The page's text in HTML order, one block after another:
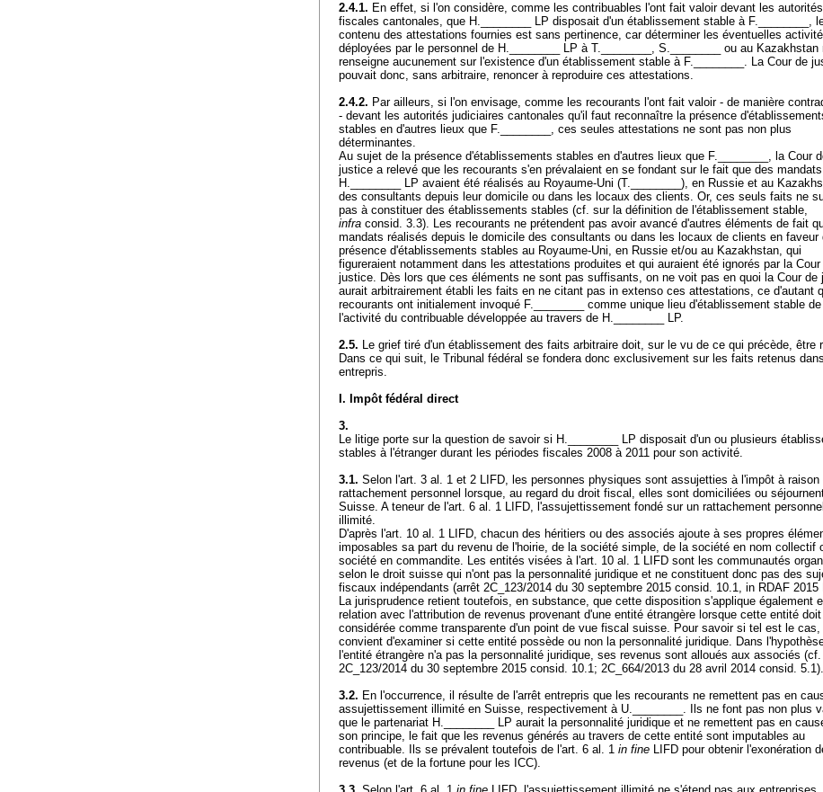
2.4.1. En effet, si l'on considère, comme les contribuables l'ont fait valoir devant les autorités
fiscales cantonales, que H.________ LP disposait d'un établissement stable à F.________,
contenu des attestations fournies est sans pertinence, car déterminer les éventuelles
déployées par le personnel de H.________ LP à T.________, S.________ ou au Kazakhstan
renseigne aucunement sur l'existence d'un établissement stable à F.________. La Cour de
pouvait donc, sans arbitraire, renoncer à reproduire ces attestations.
2.4.2. Par ailleurs, si l'on envisage, comme les recourants l'ont fait valoir - de manière
- devant les autorités judiciaires cantonales qu'il faut reconnaître la présence
stables en d'autres lieux que F.________, ces seules attestations ne sont pas non plus
déterminantes.
Au sujet de la présence d'établissements stables en d'autres lieux que F.________, la Cour
justice a relevé que les recourants s'en prévalaient en se fondant sur le fait que des
H.________ LP avaient été réalisés au Royaume-Uni (T.________), en Russie et au
des consultants depuis leur domicile ou dans les locaux des clients. Or, ces seuls faits ne
pas à constituer des établissements stables (cf. sur la définition de l'établissement stable,
infra consid. 3.3). Les recourants ne prétendent pas avoir avancé d'autres éléments de fait
mandats réalisés depuis le domicile des consultants ou dans les locaux de clients en faveur
présence d'établissements stables au Royaume-Uni, en Russie et/ou au Kazakhstan, qui
figureraient notamment dans les attestations produites et qui auraient été ignorés par la Cour
justice. Dès lors que ces éléments ne sont pas suffisants, on ne voit pas en quoi la Cour de
aurait arbitrairement établi les faits en ne citant pas in extenso ces attestations, ce d'autant
recourants ont initialement invoqué F.________ comme unique lieu d'établissement stable de
l'activité du contribuable développée au travers de H.________ LP.
2.5. Le grief tiré d'un établissement des faits arbitraire doit, sur le vu de ce qui précède, être
Dans ce qui suit, le Tribunal fédéral se fondera donc exclusivement sur les faits retenus
entrepris.
I. Impôt fédéral direct
3.
Le litige porte sur la question de savoir si H.________ LP disposait d'un ou plusieurs
stables à l'étranger durant les périodes fiscales 2008 à 2011 pour son activité.
3.1. Selon l'art. 3 al. 1 et 2 LIFD, les personnes physiques sont assujetties à l'impôt à raison
rattachement personnel lorsque, au regard du droit fiscal, elles sont domiciliées ou
Suisse. A teneur de l'art. 6 al. 1 LIFD, l'assujettissement fondé sur un rattachement
illimité.
D'après l'art. 10 al. 1 LIFD, chacun des héritiers ou des associés ajoute à ses propres
imposables sa part du revenu de l'hoirie, de la société simple, de la société en nom collectif
société en commandite. Les entités visées à l'art. 10 al. 1 LIFD sont les communautés
selon le droit suisse qui n'ont pas la personnalité juridique et ne constituent donc pas des
fiscaux indépendants (arrêt 2C_123/2014 du 30 septembre 2015 consid. 10.1, in RDAF 2015
La jurisprudence retient toutefois, en substance, que cette disposition s'applique également
relation avec l'attribution de revenus provenant d'une entité étrangère lorsque cette entité
considérée comme transparente d'un point de vue fiscal suisse. Pour savoir si tel est le cas,
convient d'examiner si cette entité possède ou non la personnalité juridique. Dans
l'entité étrangère n'a pas la personnalité juridique, ses revenus sont alloués aux associés
2C_123/2014 du 30 septembre 2015 consid. 10.1; 2C_664/2013 du 28 avril 2014 consid. 5.1).
3.2. En l'occurrence, il résulte de l'arrêt entrepris que les recourants ne remettent pas en
assujettissement illimité en Suisse, respectivement à U.________. Ils ne font pas non plus
que le partenariat H.________ LP aurait la personnalité juridique et ne remettent pas en
son principe, le fait que les revenus générés au travers de cette entité sont imputables au
contribuable. Ils se prévalent toutefois de l'art. 6 al. 1 in fine LIFD pour obtenir l'exonération
revenus (et de la fortune pour les ICC).